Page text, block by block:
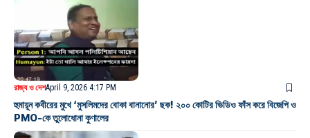
রাজ্য ও দেশApril 9, 2026 4:17 PM
হুমায়ূন কবীরের মুখে ‘মুসলিমদের বোকা বানানোর’ ছক! ২০০ কোটির ভিডিও ফাঁস করে বিজেপি ও
PMO-কে তুলোধোনা কুণালের